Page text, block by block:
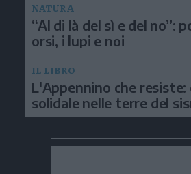
NATURA
“Al di là del sì e del no”:
orsi, i lupi e noi
IL LIBRO
L'Appennino che resiste:
solidale nelle terre del